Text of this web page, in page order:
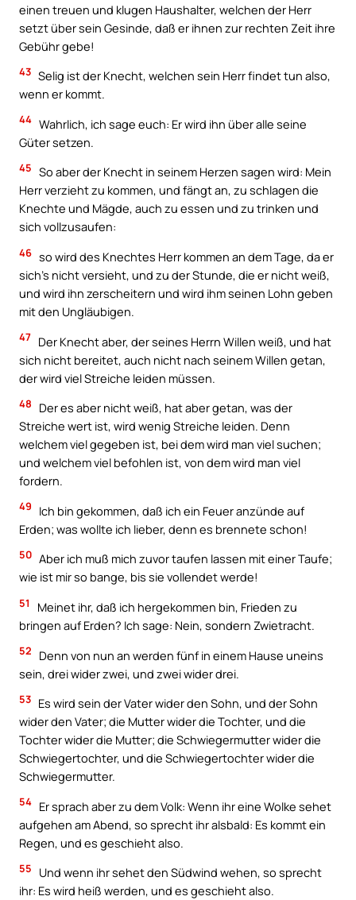
einen treuen und klugen Haushalter, welchen der Herr
setzt über sein Gesinde, daß er ihnen zur rechten Zeit ihre
Gebühr gebe!
43 Selig ist der Knecht, welchen sein Herr findet tun also,
wenn er kommt.
44 Wahrlich, ich sage euch: Er wird ihn über alle seine
Güter setzen.
45 So aber der Knecht in seinem Herzen sagen wird: Mein
Herr verzieht zu kommen, und fängt an, zu schlagen die
Knechte und Mägde, auch zu essen und zu trinken und
sich vollzusaufen:
46 so wird des Knechtes Herr kommen an dem Tage, da er
sich’s nicht versieht, und zu der Stunde, die er nicht weiß,
und wird ihn zerscheitern und wird ihm seinen Lohn geben
mit den Ungläubigen.
47 Der Knecht aber, der seines Herrn Willen weiß, und hat
sich nicht bereitet, auch nicht nach seinem Willen getan,
der wird viel Streiche leiden müssen.
48
Der es aber nicht weiß, hat aber getan, was der
Streiche wert ist, wird wenig Streiche leiden. Denn
welchem viel gegeben ist, bei dem wird man viel suchen;
und welchem viel befohlen ist, von dem wird man viel
fordern.
49
Ich bin gekommen, daß ich ein Feuer anzünde auf
Erden; was wollte ich lieber, denn es brennete schon!
50 Aber ich muß mich zuvor taufen lassen mit einer Taufe;
wie ist mir so bange, bis sie vollendet werde!
51
Meinet ihr, daß ich hergekommen bin, Frieden zu
bringen auf Erden? Ich sage: Nein, sondern Zwietracht.
52
Denn von nun an werden fünf in einem Hause uneins
sein, drei wider zwei, und zwei wider drei.
53 Es wird sein der Vater wider den Sohn, und der Sohn
wider den Vater; die Mutter wider die Tochter, und die
Tochter wider die Mutter; die Schwiegermutter wider die
Schwiegertochter, und die Schwiegertochter wider die
Schwiegermutter.
54 Er sprach aber zu dem Volk: Wenn ihr eine Wolke sehet
aufgehen am Abend, so sprecht ihr alsbald: Es kommt ein
Regen, und es geschieht also.
55
Und wenn ihr sehet den Südwind wehen, so sprecht
ihr: Es wird heiß werden, und es geschieht also.